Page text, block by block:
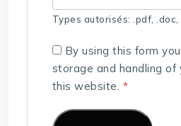
Types autorisés: .pdf, .doc,
By using this form
storage and handling of
this website. *